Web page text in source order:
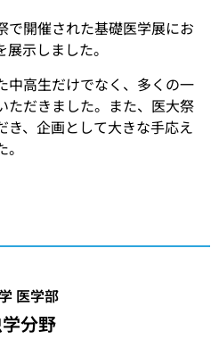
で開催された基礎医学展にお
示しました。
中高生だけでなく、多くの一
ただきました。また、医大祭
、企画として大きな手応え
医学部
分野